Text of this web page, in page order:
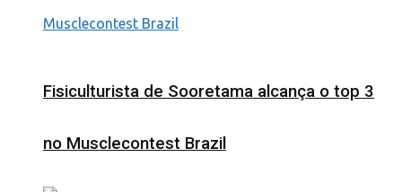
Fisiculturista de Sooretama alcança o top 3
no Musclecontest Brazil